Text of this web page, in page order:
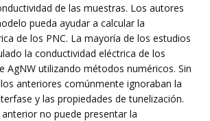
de las muestras. Los autores
pueda ayudar a calcular la
de los PNC. La mayoría de los estudios
la conductividad eléctrica de los
AgNW utilizando métodos numéricos. Sin
anteriores comúnmente ignoraban la
y las propiedades de tunelización.
no puede presentar la